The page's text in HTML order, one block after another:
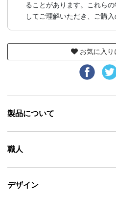
ることがあります。これら
してご理解いただき、ご購
お気に入り
製品について
職人
デザイン